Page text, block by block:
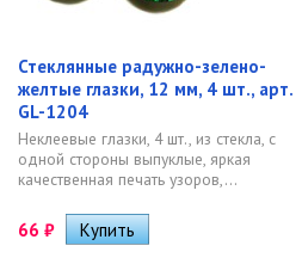
Стеклянные радужно-зелено-
желтые глазки, 12 мм, 4 шт., арт.
GL-1204
Неклеевые глазки, 4 шт., из стекла, с
одной стороны выпуклые, яркая
качественная печать узоров,...
66 ₽